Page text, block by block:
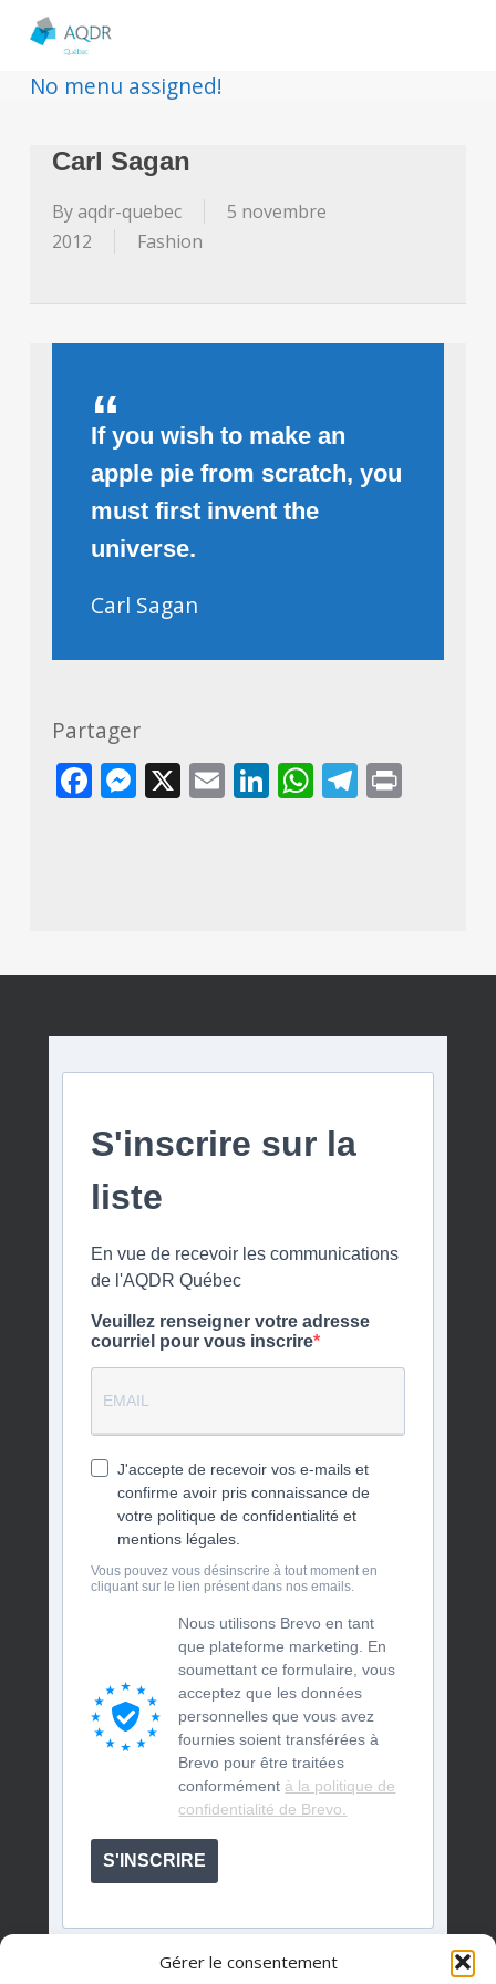
Gérer le consentement
No menu assigned!
Carl Sagan
Byaqdr-quebec
5 novembre
2012
Fashion
If you wish to make an
apple pie from scratch, you
must first invent the
universe.
Carl Sagan
Partager
Facebook
Messenger
X EmailLinkedIn
WhatsApp
Print
S'inscrire sur la
liste
En vue de recevoir les communications
de l'AQDR Québec
Veuillez renseigner votre adresse
courriel pour vous inscrire
J'accepte de recevoir vos e-mails et
confirme avoir pris connaissance de
votre politique de confidentialité et
mentions légales.
Vous pouvez vous désinscrire à tout moment en
cliquant sur le lien présent dans nos emails.
Nous utilisons Brevo en tant
que plateforme marketing. En
soumettant ce formulaire, vous
acceptez que les données
personnelles que vous avez
fournies soient transférées à
Brevo pour être traitées
conformément à la politique de
confidentialité de Brevo.
S'INSCRIRE